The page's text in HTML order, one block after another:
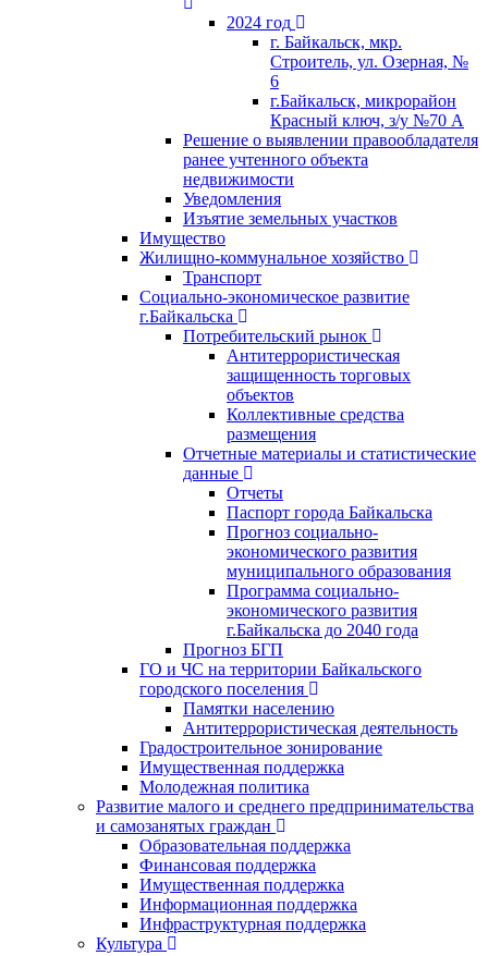
2024 год
г. Байкальск, мкр.
Строитель, ул. Озерная, №
6
г.Байкальск, микрорайон
Красный ключ, з/у №70 А
Решение о выявлении правообладателя
ранее учтенного объекта
недвижимости
Уведомления
Изъятие земельных участков
Имущество
Жилищно-коммунальное хозяйство
Транспорт
Социально-экономическое развитие
г.Байкальска
Потребительский рынок
Антитеррористическая
защищенность торговых
объектов
Коллективные средства
размещения
Отчетные материалы и статистические
данные
Отчеты
Паспорт города Байкальска
Прогноз социально-
экономического развития
муниципального образования
Программа социально-
экономического развития
г.Байкальска до 2040 года
Прогноз БГП
ГО и ЧС на территории Байкальского
городского поселения
Памятки населению
Антитеррористическая деятельность
Градостроительное зонирование
Имущественная поддержка
Молодежная политика
Развитие малого и среднего предпринимательства
и самозанятых граждан
Образовательная поддержка
Финансовая поддержка
Имущественная поддержка
Информационная поддержка
Инфраструктурная поддержка
Культура